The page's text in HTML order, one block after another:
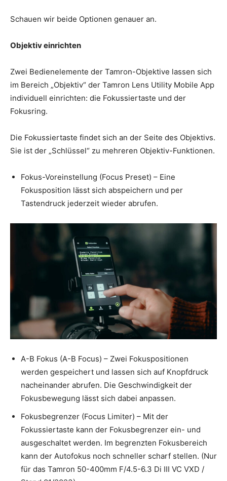
Schauen wir beide Optionen genauer an.
Objektiv einrichten
Zwei Bedienelemente der Tamron-Objektive lassen sich
im Bereich „Objektiv“ der Tamron Lens Utility Mobile App
individuell einrichten: die Fokussiertaste und der
Fokusring.
Die Fokussiertaste findet sich an der Seite des Objektivs.
Sie ist der „Schlüssel“ zu mehreren Objektiv-Funktionen.
Fokus-Voreinstellung (Focus Preset) – Eine
Fokusposition lässt sich abspeichern und per
Tastendruck jederzeit wieder abrufen.
A-B Fokus (A-B Focus) – Zwei Fokuspositionen
werden gespeichert und lassen sich auf Knopfdruck
nacheinander abrufen. Die Geschwindigkeit der
Fokusbewegung lässt sich dabei anpassen.
Fokusbegrenzer (Focus Limiter) – Mit der
Fokussiertaste kann der Fokusbegrenzer ein- und
ausgeschaltet werden. Im begrenzten Fokusbereich
kann der Autofokus noch schneller scharf stellen. (Nur
für das Tamron 50-400mm F/4.5-6.3 Di III VC VXD /